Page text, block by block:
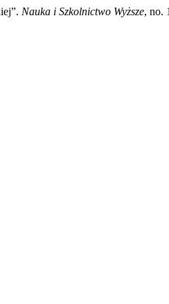
Nauka i Szkolnictwo Wyższe, no.